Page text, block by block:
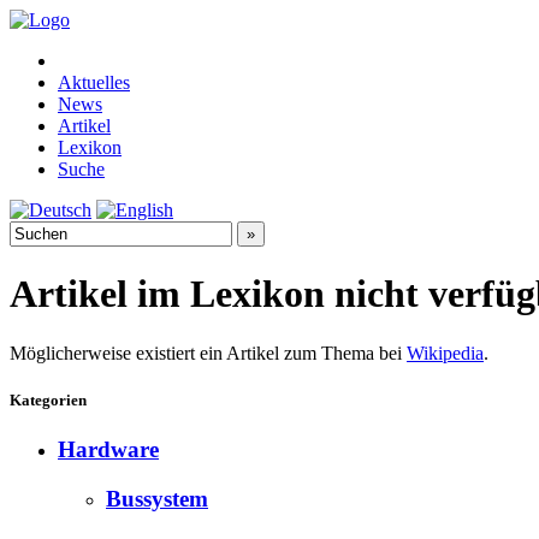
Aktuelles
News
Artikel
Lexikon
Suche
Artikel im Lexikon nicht
Möglicherweise existiert ein Artikel zum Thema bei Wikipedia.
Kategorien
Hardware
Bussystem